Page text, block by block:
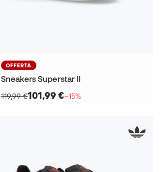
OFFERTA
Sneakers Superstar II
119,99 €101,99 €−15%